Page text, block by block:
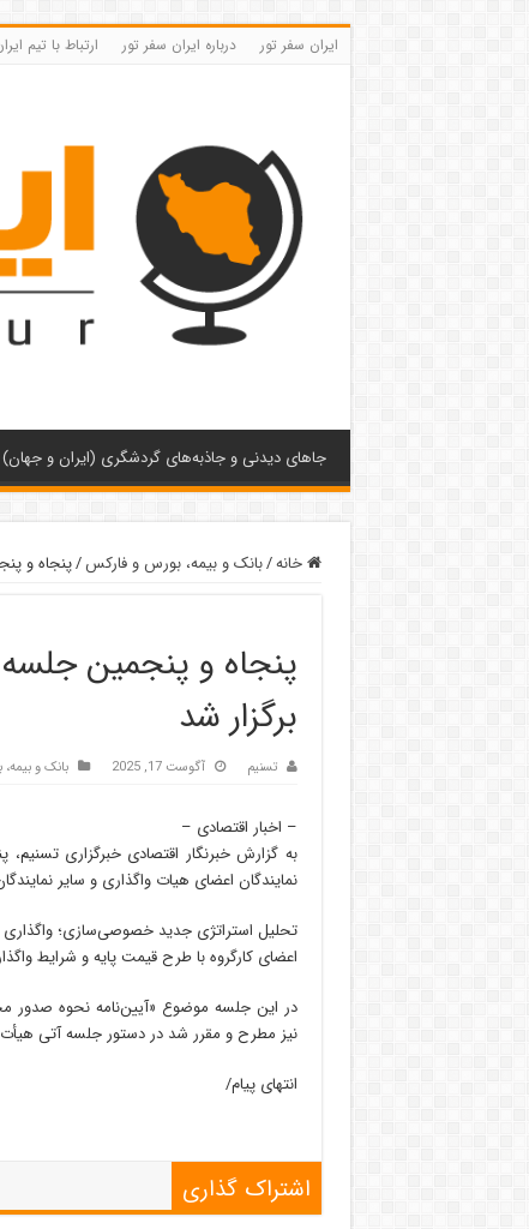
ایران سفر تور درباره ایران سفر تور ارتباط با تیم
جاهای دیدنی و جاذبه‌های گردشگری (ایران و جهان)
خانه/بانک و بیمه، بورس و فارکس /پنجاه و
پنجاه و پنجمین
برگزار شد
تسنیم آگوست 17, 2025 بانک و
– اخبار اقتصادی –
به گزارش خبرنگار اقتصادی خبرگزاری
نمایندگان اعضای هیات واگذاری و سایر
تحلیل استراتژی جدید خصوصی‌سازی؛
اعضای کارگروه با طرح قیمت پایه و شرایط
در این جلسه موضوع «آیین‌نامه نحوه صدور
نیز مطرح و مقرر شد در دستور جلسه آتی هیأت
انتهای پیام/
اشتراک گذاری